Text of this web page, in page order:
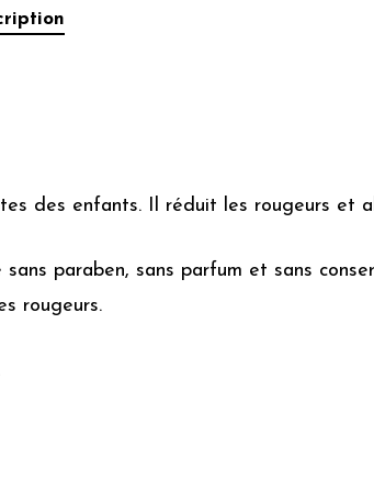
des enfants. Il réduit les rougeurs et
paraben, sans parfum et sans
rougeurs.